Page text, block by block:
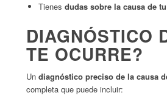
Tienes dudas sobre la causa de
DIAGNÓSTICO
TE OCURRE?
Un diagnóstico preciso de la causa
completa que puede incluir: